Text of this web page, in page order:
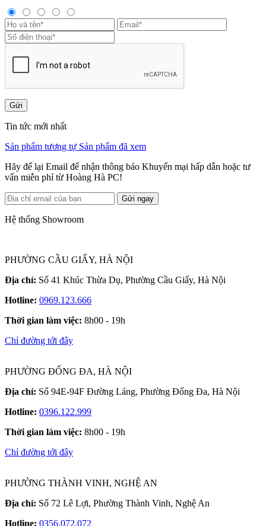
Gửi
Tin tức mới nhất
Sản phẩm tương tự Sản phẩm đã xem
Hãy để lại Email để nhận thông báo Khuyến mại hấp dẫn hoặc tư
vấn miễn phí từ Hoàng Hà PC!
Gửi ngay
Hệ thống Showroom
PHƯỜNG CẦU GIẤY, HÀ NỘI
Địa chỉ: Số 41 Khúc Thừa Dụ, Phường Cầu Giấy, Hà Nội
Hotline: 0969.123.666
Thời gian làm việc: 8h00 - 19h
Chỉ đường tới đây
PHƯỜNG ĐỐNG ĐA, HÀ NỘI
Địa chỉ: Số 94E-94F Đường Láng, Phường Đống Đa, Hà Nội
Hotline: 0396.122.999
Thời gian làm việc: 8h00 - 19h
Chỉ đường tới đây
PHƯỜNG THÀNH VINH, NGHỆ AN
Địa chỉ: Số 72 Lê Lợi, Phường Thành Vinh, Nghệ An
Hotline: 0356.072.072